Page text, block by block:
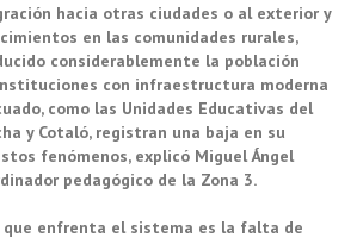
hacia otras ciudades o al exterior y
en las comunidades rurales,
considerablemente la población
con infraestructura moderna
como las Unidades Educativas del
y Cotaló, registran una baja en su
fenómenos, explicó Miguel Ángel
pedagógico de la Zona 3.
enfrenta el sistema es la falta de